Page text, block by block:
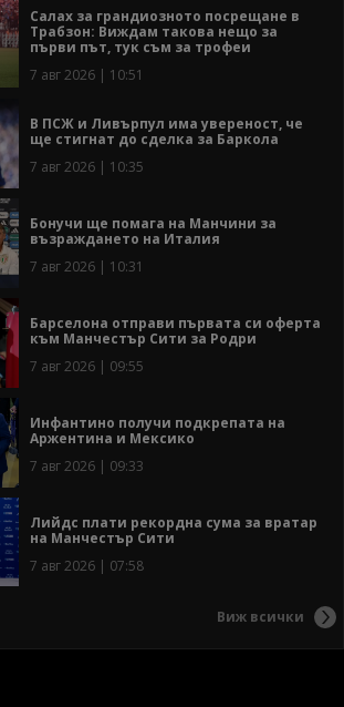
Салах за грандиозното посрещане в
Трабзон: Виждам такова нещо за
първи път, тук съм за трофеи
7 авг 2026 | 10:51
В ПСЖ и Ливърпул има увереност, че
ще стигнат до сделка за Баркола
7 авг 2026 | 10:35
Бонучи ще помага на Манчини за
възраждането на Италия
7 авг 2026 | 10:31
Барселона отправи първата си оферта
към Манчестър Сити за Родри
7 авг 2026 | 09:55
Инфантино получи подкрепата на
Аржентина и Мексико
7 авг 2026 | 09:33
Лийдс плати рекордна сума за вратар
на Манчестър Сити
7 авг 2026 | 07:58
Виж всички